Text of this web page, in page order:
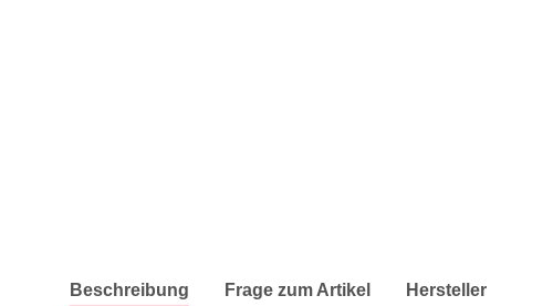
Beschreibung Frage zum Artikel Hersteller